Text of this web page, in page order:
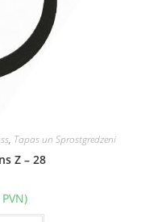
, Tapas un Sprostgredzeni
Z – 28